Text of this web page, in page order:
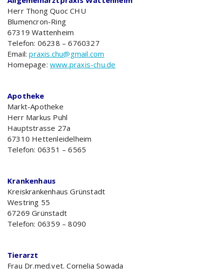
Herr Thong Quoc CHU
Blumencron-Ring
67319 Wattenheim
Telefon: 06238 – 6760327
Email:praxis.chu@gmail.com
Homepage: www.praxis-chu.de
Apotheke
Markt-Apotheke
Herr Markus Puhl
Hauptstrasse 27a
67310 Hettenleidelheim
Telefon: 06351 – 6565
Krankenhaus
Kreiskrankenhaus Grünstadt
Westring 55
67269 Grünstadt
Telefon: 06359 – 8090
Tierarzt
Frau Dr.med.vet. Cornelia Sowada